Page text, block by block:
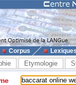
Corpus
Etymologie